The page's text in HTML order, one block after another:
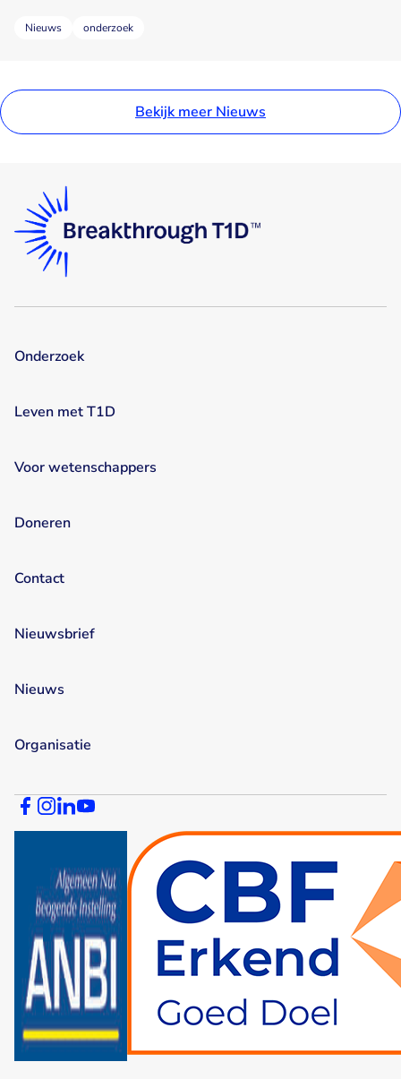
Nieuws onderzoek
Bekijk meer Nieuws
Onderzoek
Leven met T1D
Voor wetenschappers
Doneren
Contact
Nieuwsbrief
Nieuws
Organisatie